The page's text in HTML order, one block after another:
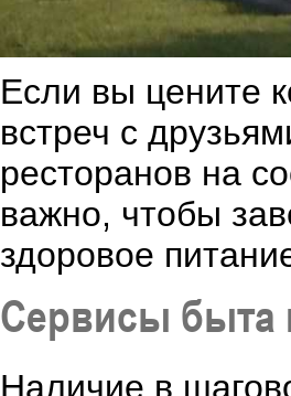
Если вы цените
встреч с
ресторанов на
важно, чтобы
здоровое
Сервисы быта
Наличие в